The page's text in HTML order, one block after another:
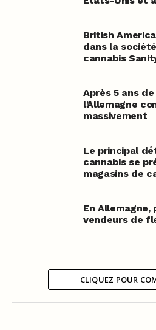
British
dans la
cannabis
Après 5 ans
l’Allemagne
massivement
Le principal
cannabis se
magasins de
En Allemagne,
vendeurs de
CLIQUEZ POUR